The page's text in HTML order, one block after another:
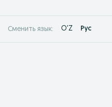
Сменить язык: O'Z Рус